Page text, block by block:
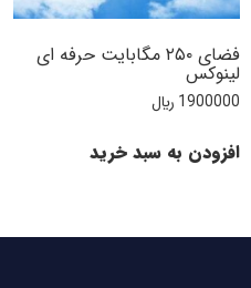
فضای ۲۵۰ مگابایت حرفه ای
لینوکس
1900000 ﷼
افزودن به سبد خرید